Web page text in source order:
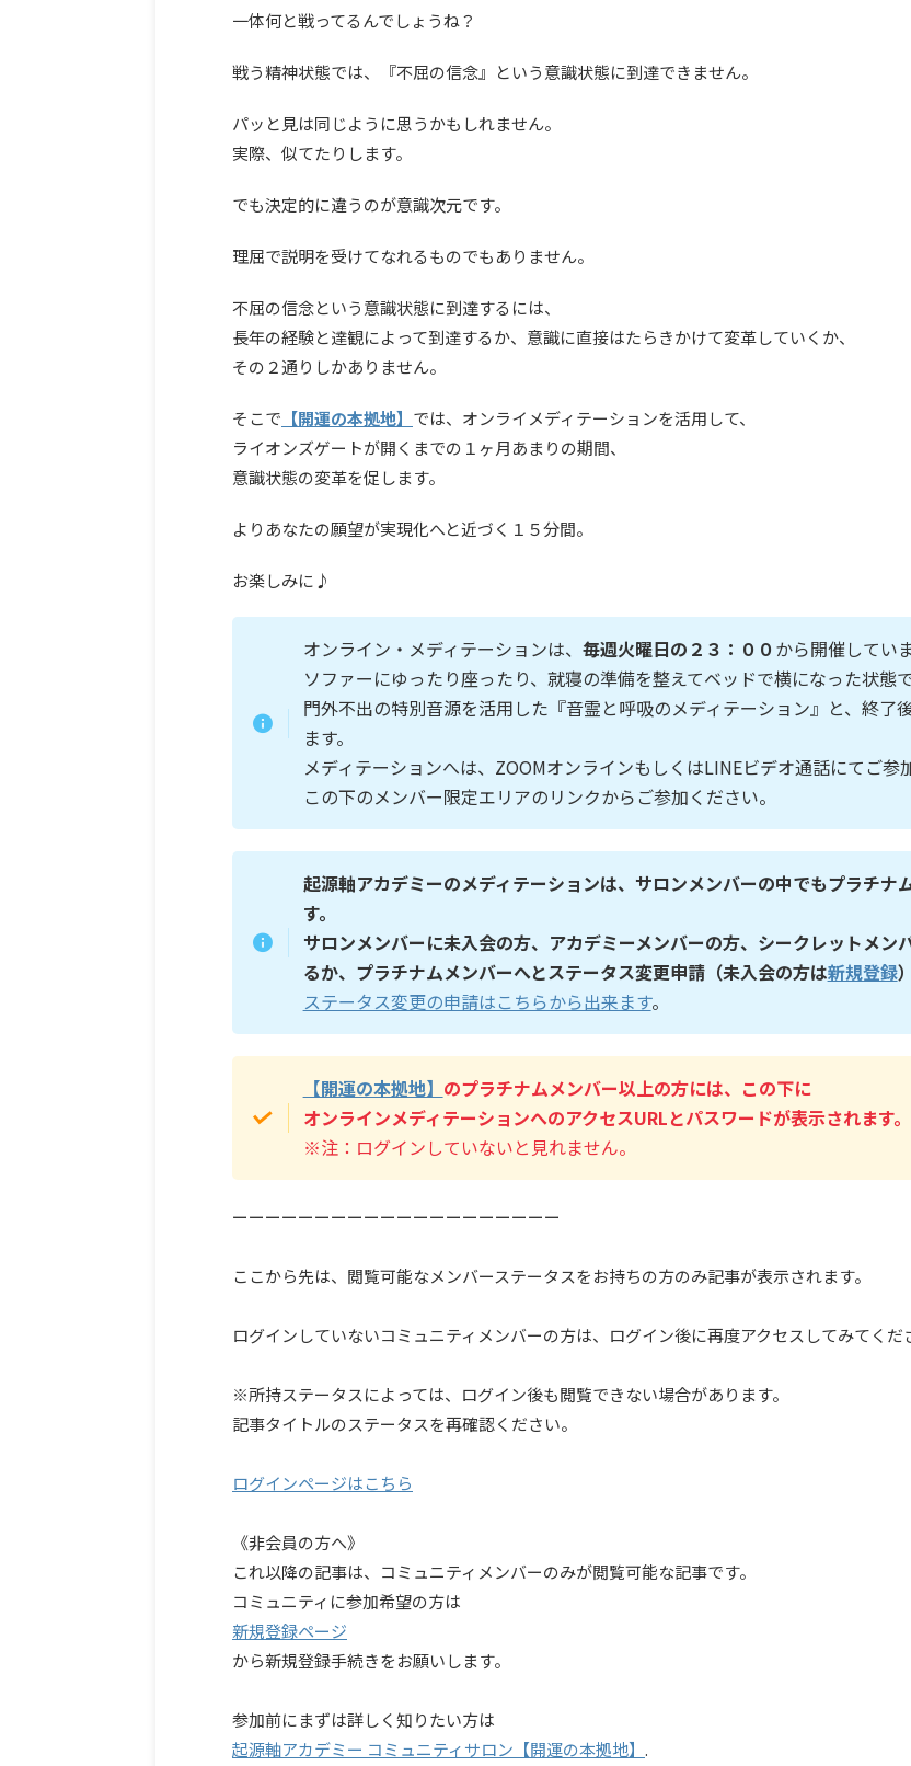
一体何と戦ってるんでしょうね？
戦う精神状態では、『不屈の信念』という意識状態に到達できません。
パッと見は同じように思うかもしれません。
実際、似てたりします。
でも決定的に違うのが意識次元です。
理屈で説明を受けてなれるものでもありません。
不屈の信念という意識状態に到達するには、
長年の経験と達観によって到達するか、意識に直接はたらきかけて変革していくか、
その２通りしかありません。
そこで 【開運の本拠地】 では、オンライメディテーションを活用して、
ライオンズゲートが開くまでの１ヶ月あまりの期間、
意識状態の変革を促します。
よりあなたの願望が実現化へと近づく１５分間。
お楽しみに♪
オンライン・メディテーションは、 毎週火曜日の２３：００ から開催していま
ソファーにゆったり座ったり、就寝の準備を整えてベッドで横になった状態で
門外不出の特別音源を活用した『音霊と呼吸のメディテーション』と、終了
ます。
メディテーションへは、ZOOMオンラインもしくはLINEビデオ通話にてご参
この下のメンバー限定エリアのリンクからご参加ください。
起源軸アカデミーのメディテーションは、サロンメンバーの中でもプラチナ
す。
サロンメンバーに未入会の方、 アカデミーメンバーの方、シークレットメン
るか、プラチナムメンバーへとステータス変更申請（未入会の方は新規登録
ステータス変更の申請はこちらから出来ます。
【開運の本拠地】 のプラチナムメンバー以上の方には、この下に
オンラインメディテーションへのアクセスURLとパスワードが表示されます。
※注：ログインしていないと見れません。
ーーーーーーーーーーーーーーーーーーーー
ここから先は、閲覧可能なメンバーステータスをお持ちの方のみ記事が表示されます。
ログインしていないコミュニティメンバーの方は、ログイン後に再度アクセスしてみてくだ
※所持ステータスによっては、ログイン後も閲覧できない場合があります。
記事タイトルのステータスを再確認ください。
ログインページはこちら
《非会員の方へ》
これ以降の記事は、コミュニティメンバーのみが閲覧可能な記事です。
コミュニティに参加希望の方は
新規登録ページ
から新規登録手続きをお願いします。
参加前にまずは詳しく知りたい方は
起源軸アカデミー コミュニティサロン【開運の本拠地】 .